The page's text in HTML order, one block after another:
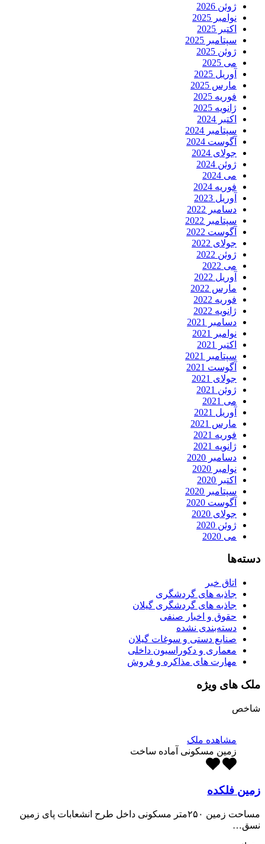
ژوئن 2026
نوامبر 2025
اکتبر 2025
سپتامبر 2025
ژوئن 2025
می 2025
آوریل 2025
مارس 2025
فوریه 2025
ژانویه 2025
اکتبر 2024
سپتامبر 2024
آگوست 2024
جولای 2024
ژوئن 2024
می 2024
فوریه 2024
آوریل 2023
دسامبر 2022
سپتامبر 2022
آگوست 2022
جولای 2022
ژوئن 2022
می 2022
آوریل 2022
مارس 2022
فوریه 2022
ژانویه 2022
دسامبر 2021
نوامبر 2021
اکتبر 2021
سپتامبر 2021
آگوست 2021
جولای 2021
ژوئن 2021
می 2021
آوریل 2021
مارس 2021
فوریه 2021
ژانویه 2021
دسامبر 2020
نوامبر 2020
اکتبر 2020
سپتامبر 2020
آگوست 2020
جولای 2020
ژوئن 2020
می 2020
دسته‌ها
اتاق خبر
جاذبه های گردشگری
جاذبه های گردشگری گیلان
حقوق و اخبار صنفی
دسته‌بندی نشده
صنایع دستی و سوغات گیلان
معماری و دکوراسیون داخلی
مهارت های مذاکره و فروش
ملک های ویژه
شاخص
مشاهده ملک
زمین مسکونی آماده ساخت
زمین فلکده
مساحت زمین ۲۵۰متر مسکونی داخل طرح انشعابات پای زمین
نسق…